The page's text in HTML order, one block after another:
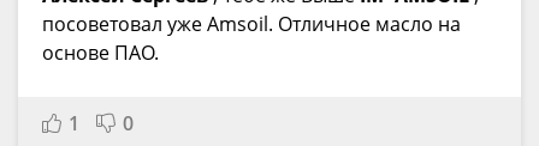
посоветовал уже Amsoil. Отличное масло на
основе ПАО.
1 0